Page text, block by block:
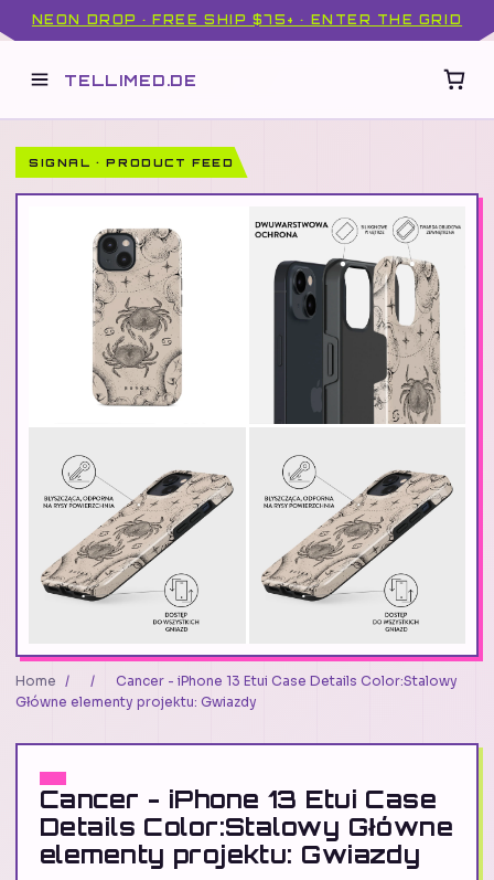
NEON DROP · FREE SHIP $75+ · ENTER THE GRID
TELLIMED.DE
SIGNAL · PRODUCT FEED
Home / /
Cancer - iPhone 13 Etui Case Details Color:Stalowy
Główne elementy projektu: Gwiazdy
Cancer - iPhone 13 Etui Case
Details Color:Stalowy Główne
elementy projektu: Gwiazdy